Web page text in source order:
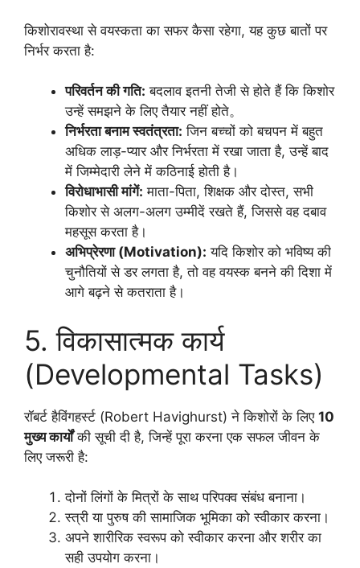
किशोरावस्था से वयस्कता का सफर कैसा रहेगा, यह कुछ बातों पर
निर्भर करता है:
परिवर्तन की गति: बदलाव इतनी तेजी से होते हैं कि किशोर
उन्हें समझने के लिए तैयार नहीं होते。
निर्भरता बनाम स्वतंत्रता: जिन बच्चों को बचपन में बहुत
अधिक लाड़-प्यार और निर्भरता में रखा जाता है, उन्हें बाद
में जिम्मेदारी लेने में कठिनाई होती है।
विरोधाभासी मांगें: माता-पिता, शिक्षक और दोस्त, सभी
किशोर से अलग-अलग उम्मीदें रखते हैं, जिससे वह दबाव
महसूस करता है।
अभिप्रेरणा (Motivation): यदि किशोर को भविष्य की
चुनौतियों से डर लगता है, तो वह वयस्क बनने की दिशा में
आगे बढ़ने से कतराता है।
5. विकासात्मक कार्य
(Developmental Tasks)
रॉबर्ट हैविंगहर्स्ट (Robert Havighurst) ने किशोरों के लिए 10
मुख्य कार्योंकी सूची दी है, जिन्हें पूरा करना एक सफल जीवन के
लिए जरूरी है:
दोनों लिंगों के मित्रों के साथ परिपक्व संबंध बनाना।
स्त्री या पुरुष की सामाजिक भूमिका को स्वीकार करना।
अपने शारीरिक स्वरूप को स्वीकार करना और शरीर का
सही उपयोग करना।